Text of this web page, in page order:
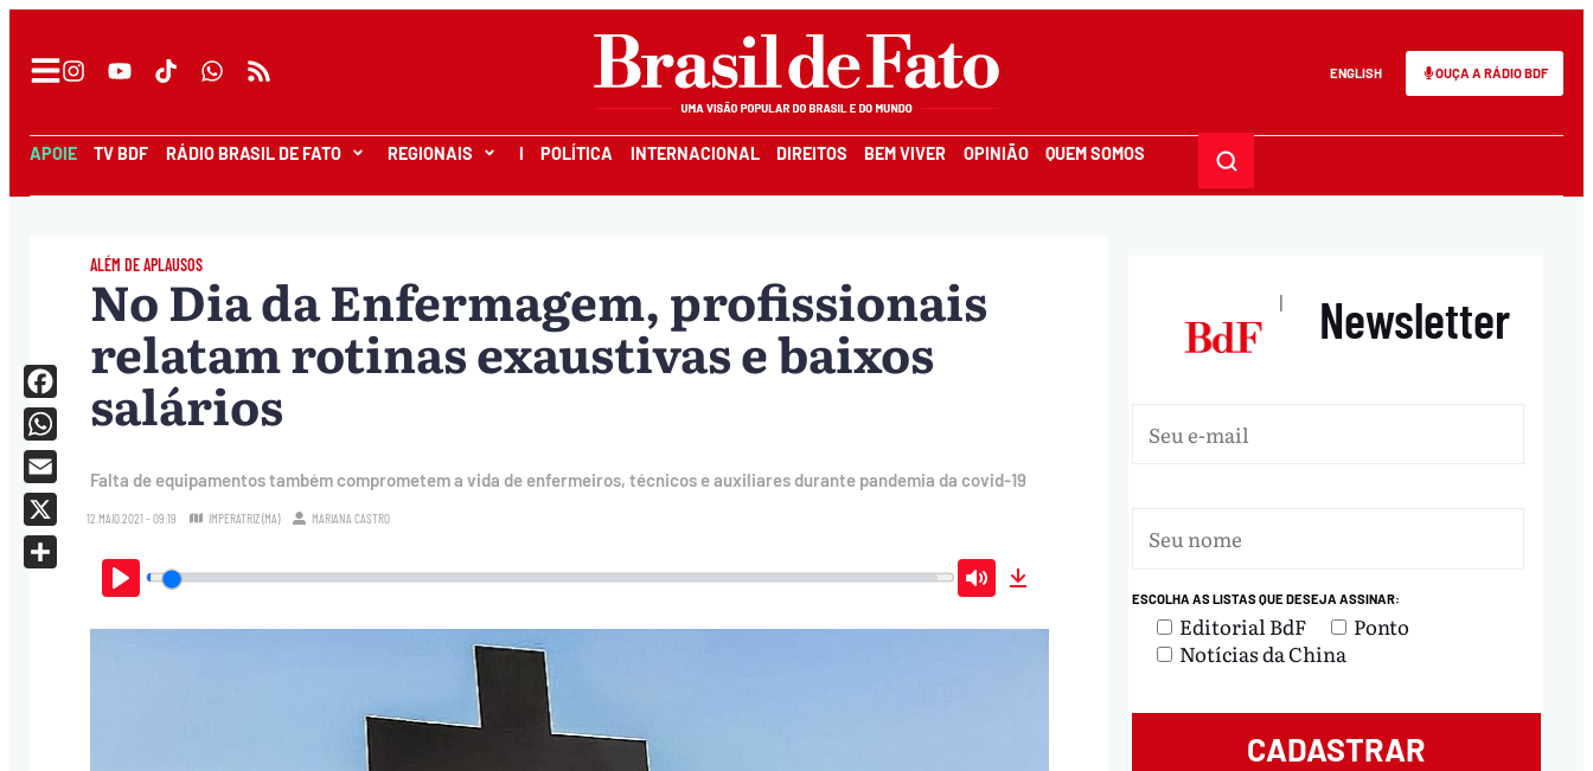
ENGLISH OUÇA A RÁDIO BDF
APOIE TV BDF RÁDIO BRASIL DE FATO REGIONAIS I POLÍTICA INTERNACIONAL DIREITOS BEM VIVER OPINIÃO QUEM SOMOS
ALÉM DE APLAUSOS
No Dia da Enfermagem, profissionais
relatam rotinas exaustivas e baixos
salários
Falta de equipamentos também comprometem a vida de enfermeiros, técnicos e auxiliares durante pandemia da covid-19
12.MAIO.2021 - 09:19 IMPERATRIZ (MA) MARIANA CASTRO
Play Mute
Facebook
WhatsApp
Email
X
| Newsletter
ESCOLHA AS LISTAS QUE DESEJA ASSINAR:
Editorial BdF
Ponto
Notícias da China